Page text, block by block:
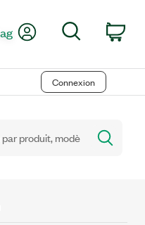
My AccountSearch
Connexion